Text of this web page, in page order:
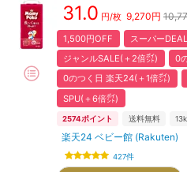
31.0 円/枚 9,270円
1,500円OFF スーパー
ジャンルSALE(＋2倍㌽)
0
0のつく日 楽天24(＋1倍㌽)
SPU(＋6倍㌽)
2574ポイント 送料無料
楽天24 ベビー館 (Rakuten)
427件